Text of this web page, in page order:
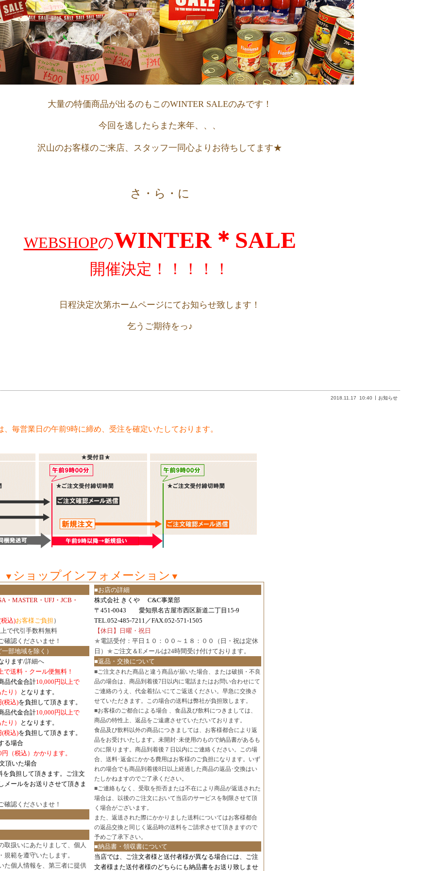
大量の特価商品が出るのもこのWINTER SALEのみです！
今回を逃したらまた来年、、、
沢山のお客様のご来店、スタッフ一同心よりお待ちしてます★
さ・ら・に
WEBSHOPのWINTER＊SALE
開催決定！！！！！
日程決定次第ホームページにてお知らせ致します！
乞うご期待をっ♪
2018.11.17 10:40 お知らせ
毎営業日の午前9時に締め、受注を確定いたしております。
▼ ショップインフォメーション ▼
・MASTER・UFJ・JCB・
込)お客様ご負担 ）
で代引手数料無料
確認 くださいませ！
部地域を除く）
ります/詳細へ
で送料・クール便無料！
品代金合計10,000円以上で
り）
となります。
(税込)を負担して頂きます。
品代金合計10,000円以上で
り）
となります。
(税込)を負担して頂きます。
る場合
（税込）かかります。
頂いた場合
を負担して頂きます。ご注文
メールをお送りさせて頂きま
確認 くださいませ！
取扱いにあたりまして、個人
範を遵守いたします。
た個人情報を、第三者に提供
■お店の詳細
株式会社 きくや C&C事業部
〒451-0043 愛知県名古屋市西区新道二丁目15-9
TEL.052-485-7211／FAX.052-571-1505
【休日】日曜・祝日
★電話受付：平日１０：００～１８：００（日・祝は定休
日） ★ ご注文＆Eメールは24時間受け付けております。
■返品・交換について
■ご注文された商品と違う商品が届いた場合、または破損・不良
品の場合は、商品到着後7日以内に電話またはお問い合わせにて
ご連絡のうえ、代金着払いにてご返送ください。早急に交換さ
せていただきます。この場合の送料は弊社が負担致します。
■お客様のご都合による場合 、食品及び飲料につきましては、
商品の特性上、返品をご遠慮させていただいております。
食品及び飲料以外の商品につきましては、お客様都合により返
品をお受けいたします。未開封･未使用のもので納品書があるも
のに限ります。商品到着後７日以内にご連絡ください。この場
合、送料･返金にかかる費用はお客様のご負担になります。いず
れの場合でも商品到着後8日以上経過した商品の返品･交換はい
たしかねますのでご了承ください。
■ご連絡もなく、受取を拒否または不在により商品が返送された
場合は、以後のご注文において当店のサービスを制限させて頂
く場合がございます。
また、返送された際にかかりました送料についてはお客様都合
の返品交換と同じく返品時の送料をご請求させて頂きますので
予めご了承下さい。
■納品書・領収書について
当店では、ご注文者様と送付者様が異なる場合には、
ご注
文者様また送付者様のどちらにも納品書をお送り致しませ